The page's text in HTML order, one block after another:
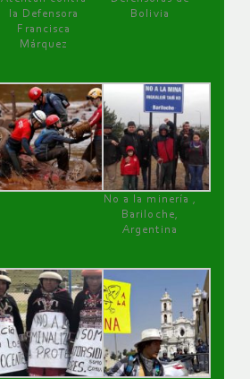
la Defensora
Francisca
Márquez
Bolivia
No a la minería ,
Bariloche,
Argentina